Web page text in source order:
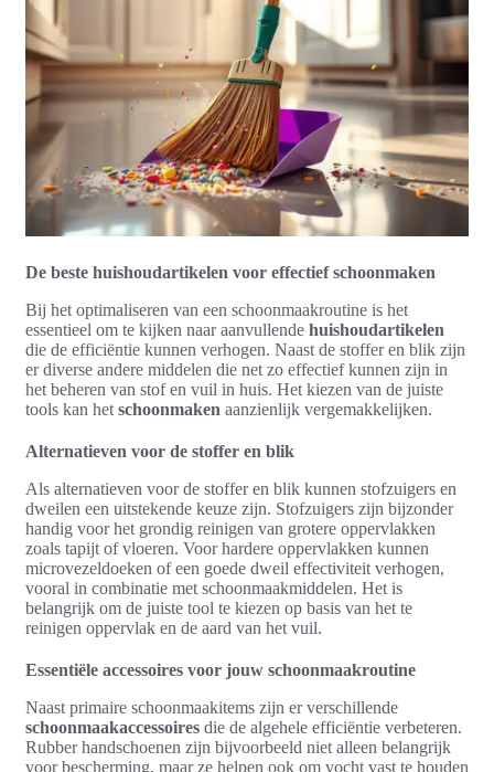
De beste huishoudartikelen voor effectief schoonmaken
Bij het optimaliseren van een schoonmaakroutine is het
essentieel om te kijken naar aanvullende huishoudartikelen
die de efficiëntie kunnen verhogen. Naast de stoffer en blik zijn
er diverse andere middelen die net zo effectief kunnen zijn in
het beheren van stof en vuil in huis. Het kiezen van de juiste
tools kan het schoonmaken aanzienlijk vergemakkelijken.
Alternatieven voor de stoffer en blik
Als alternatieven voor de stoffer en blik kunnen stofzuigers en
dweilen een uitstekende keuze zijn. Stofzuigers zijn bijzonder
handig voor het grondig reinigen van grotere oppervlakken
zoals tapijt of vloeren. Voor hardere oppervlakken kunnen
microvezeldoeken of een goede dweil effectiviteit verhogen,
vooral in combinatie met schoonmaakmiddelen. Het is
belangrijk om de juiste tool te kiezen op basis van het te
reinigen oppervlak en de aard van het vuil.
Essentiële accessoires voor jouw schoonmaakroutine
Naast primaire schoonmaakitems zijn er verschillende
schoonmaakaccessoires die de algehele efficiëntie verbeteren.
Rubber handschoenen zijn bijvoorbeeld niet alleen belangrijk
voor bescherming, maar ze helpen ook om vocht vast te houden